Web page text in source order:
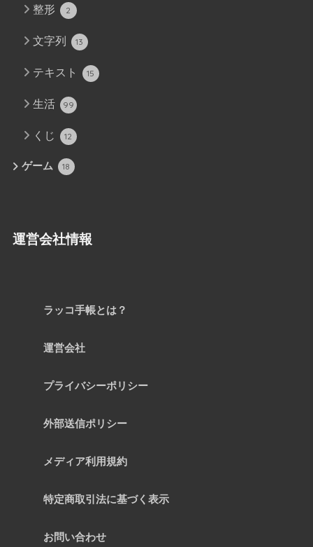
整形 2
文字列 13
テキスト 15
生活 99
くじ 12
ゲーム 18
運営会社情報
ラッコ手帳とは？
運営会社
プライバシーポリシー
外部送信ポリシー
メディア利用規約
特定商取引法に基づく表示
お問い合わせ